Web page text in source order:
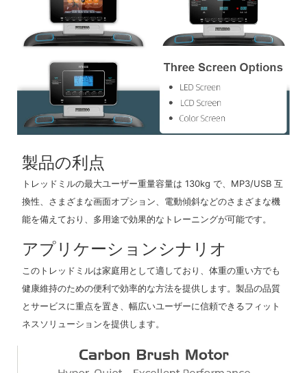
製品の利点
トレッドミルの最大ユーザー重量容量は 130kg で、MP3/USB 互
換性、さまざまな画面オプション、電動傾斜などのさまざまな機
能を備えており、多用途で効果的なトレーニングが可能です。
アプリケーションシナリオ
このトレッドミルは家庭用として適しており、体重の重い方でも
健康維持のための便利で効率的な方法を提供します。製品の品質
とサービスに重点を置き、幅広いユーザーに信頼できるフィット
ネスソリューションを提供します。